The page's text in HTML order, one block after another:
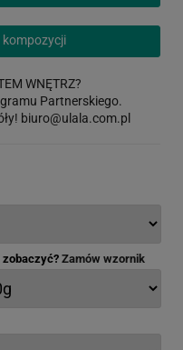
kompozycji
WNĘTRZ?
Partnerskiego.
biuro@ulala.com.pl
zobaczyć? Zamów wzornik